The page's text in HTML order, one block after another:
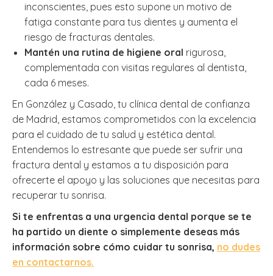
inconscientes, pues esto supone un motivo de
fatiga constante para tus dientes y aumenta el
riesgo de fracturas dentales.
Mantén una rutina de higiene oral rigurosa,
complementada con visitas regulares al dentista,
cada 6 meses.
En González y Casado, tu clínica dental de confianza
de Madrid, estamos comprometidos con la excelencia
para el cuidado de tu salud y estética dental.
Entendemos lo estresante que puede ser sufrir una
fractura dental y estamos a tu disposición para
ofrecerte el apoyo y las soluciones que necesitas para
recuperar tu sonrisa.
Si te enfrentas a una urgencia dental porque se te
ha partido un diente o simplemente deseas más
información sobre cómo cuidar tu sonrisa, no dudes
en contactarnos.